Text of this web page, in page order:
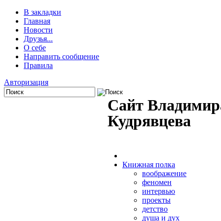
В закладки
Главная
Новости
Друзья...
О себе
Направить сообщение
Правила
Авторизация
Сайт
Кудрявцева
Книжная полка
воображение
феномен
интервью
проекты
детство
душа и дух